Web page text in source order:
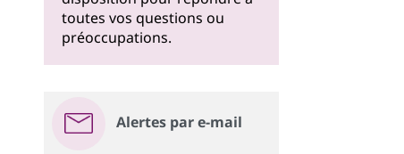
toutes vos questions ou
préoccupations.
Alertes par e-mail